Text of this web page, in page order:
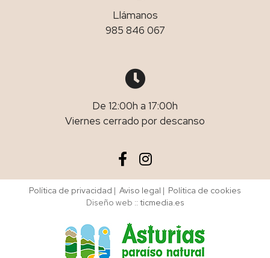
Llámanos
985 846 067
De 12:00h a 17:00h
Viernes cerrado por descanso
Política de privacidad | Aviso legal | Política de cookies
Diseño web ::ticmedia.es